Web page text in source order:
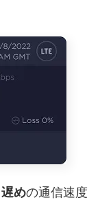
遅めの通信速度